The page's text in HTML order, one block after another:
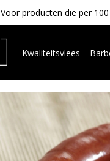
Voor producten die per
Kwaliteitsvlees